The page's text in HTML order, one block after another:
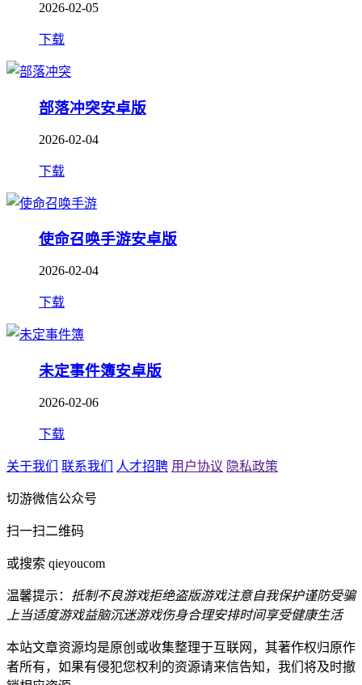
2026-02-05
下载
部落冲突安卓版
2026-02-04
下载
使命召唤手游安卓版
2026-02-04
下载
未定事件簿安卓版
2026-02-06
下载
关于我们 联系我们 人才招聘 用户协议 隐私政策
切游微信公众号
扫一扫二维码
或搜索 qieyoucom
温馨提示： 抵制不良游戏拒绝盗版游戏注意自我保护谨防受骗
上当适度游戏益脑沉迷游戏伤身合理安排时间享受健康生活
本站文章资源均是原创或收集整理于互联网，其著作权归原作
者所有，如果有侵犯您权利的资源请来信告知，我们将及时撤